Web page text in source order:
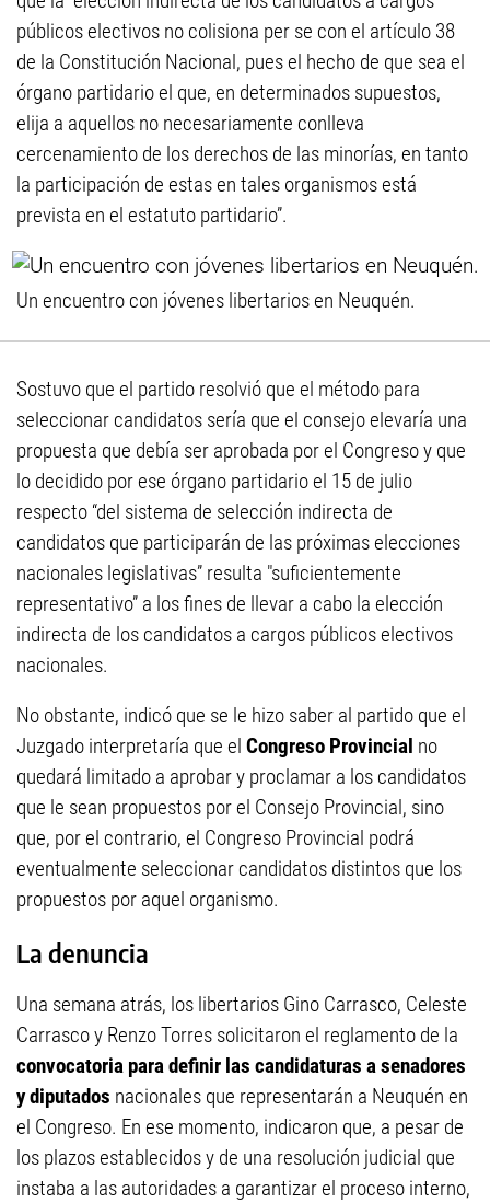
públicos electivos no colisiona per se con el artículo 38
de la Constitución Nacional, pues el hecho de que sea el
órgano partidario el que, en determinados supuestos,
elija a aquellos no necesariamente conlleva
cercenamiento de los derechos de las minorías, en tanto
la participación de estas en tales organismos está
prevista en el estatuto partidario”.
Un encuentro con jóvenes libertarios en Neuquén.
Sostuvo que el partido resolvió que el método para
seleccionar candidatos sería que el consejo elevaría una
propuesta que debía ser aprobada por el Congreso y que
lo decidido por ese órgano partidario el 15 de julio
respecto “del sistema de selección indirecta de
candidatos que participarán de las próximas elecciones
nacionales legislativas” resulta "suficientemente
representativo” a los fines de llevar a cabo la elección
indirecta de los candidatos a cargos públicos electivos
nacionales.
No obstante, indicó que se le hizo saber al partido que el
Juzgado interpretaría que el Congreso Provincial no
quedará limitado a aprobar y proclamar a los candidatos
que le sean propuestos por el Consejo Provincial, sino
que, por el contrario, el Congreso Provincial podrá
eventualmente seleccionar candidatos distintos que los
propuestos por aquel organismo.
La denuncia
Una semana atrás, los libertarios Gino Carrasco, Celeste
Carrasco y Renzo Torres solicitaron el reglamento de la
convocatoria para definir las candidaturas a senadores
y diputados nacionales que representarán a Neuquén en
el Congreso. En ese momento, indicaron que, a pesar de
los plazos establecidos y de una resolución judicial que
instaba a las autoridades a garantizar el proceso interno,